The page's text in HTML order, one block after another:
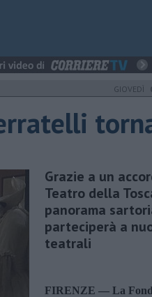
GIOVEDÌ
Grazie a un
Teatro della
panorama
parteciperà a
teatrali
FIRENZE — La